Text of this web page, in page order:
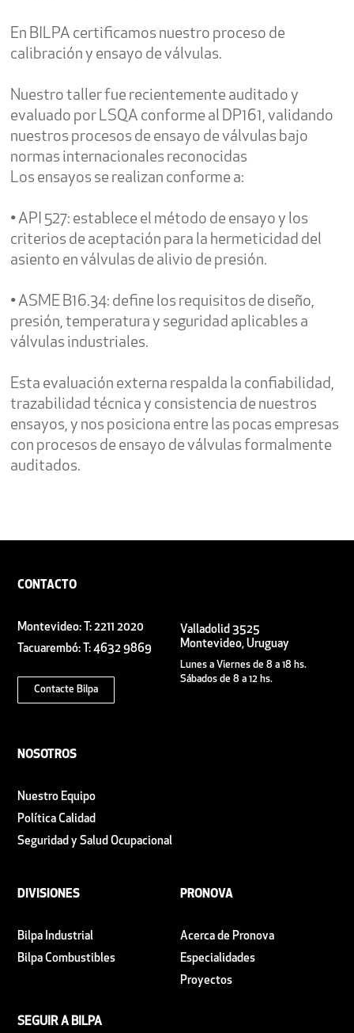
En BILPA certificamos nuestro proceso de
calibración y ensayo de válvulas.
Nuestro taller fue recientemente auditado y
evaluado por LSQA conforme al DP161, validando
nuestros procesos de ensayo de válvulas bajo
normas internacionales reconocidas
Los ensayos se realizan conforme a:
• API 527: establece el método de ensayo y los
criterios de aceptación para la hermeticidad del
asiento en válvulas de alivio de presión.
• ASME B16.34: define los requisitos de diseño,
presión, temperatura y seguridad aplicables a
válvulas industriales.
Esta evaluación externa respalda la confiabilidad,
trazabilidad técnica y consistencia de nuestros
ensayos, y nos posiciona entre las pocas empresas
con procesos de ensayo de válvulas formalmente
auditados.
CONTACTO
Montevideo: T: 2211 2020
Tacuarembó: T: 4632 9869
Contacte Bilpa
Valladolid 3525
Montevideo, Uruguay
Lunes a Viernes de 8 a 18 hs.
Sábados de 8 a 12 hs.
NOSOTROS
Nuestro Equipo
Política Calidad
Seguridad y Salud Ocupacional
DIVISIONES
Bilpa Industrial
Bilpa Combustibles
PRONOVA
Acerca de Pronova
Especialidades
Proyectos
SEGUIR A BILPA